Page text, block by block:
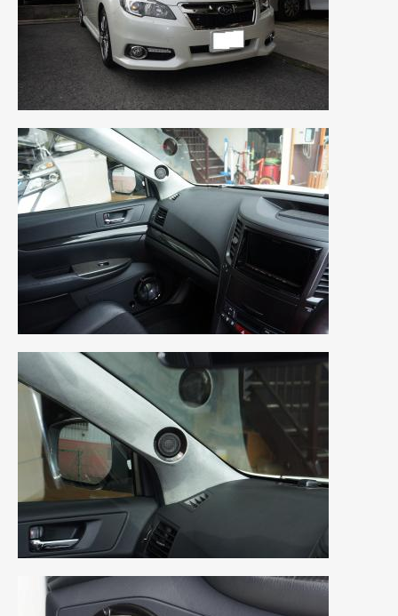
2022年8月 (1)
2022年4月(2)
2022年1月(3)
2021年12月 (2)
2021年8月(2)
2021年7月(7)
2021年4月(1)
2021年3月(1)
2021年1月(2)
2020年12月(2)
2020年11月
2020年10月 (1)
2020年9月(3)
2020年8月 (4)
2020年7月 (3)
2020年6月(2)
2020年5月